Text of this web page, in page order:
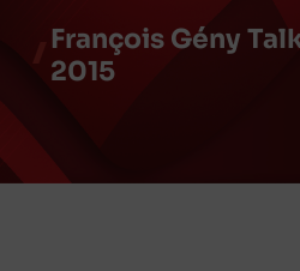
François Gény
2015